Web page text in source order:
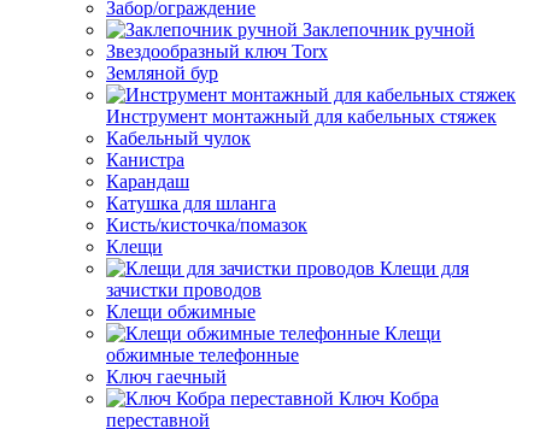
Забор/ограждение
Заклепочник ручной
Звездообразный ключ Torx
Земляной бур
Инструмент монтажный для кабельных стяжек
Кабельный чулок
Канистра
Карандаш
Катушка для шланга
Кисть/кисточка/помазок
Клещи
Клещи для
зачистки проводов
Клещи обжимные
Клещи
обжимные телефонные
Ключ гаечный
Ключ Кобра
переставной